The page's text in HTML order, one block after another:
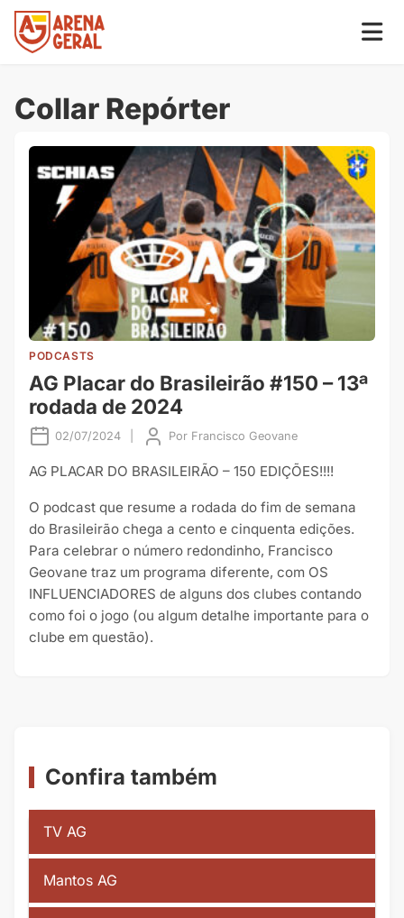
Collar Repórter
PODCASTS
AG Placar do Brasileirão #150 – 13ª
rodada de 2024
02/07/2024 Por Francisco Geovane
AG PLACAR DO BRASILEIRÃO – 150 EDIÇÕES!!!!
O podcast que resume a rodada do fim de semana
do Brasileirão chega a cento e cinquenta edições.
Para celebrar o número redondinho, Francisco
Geovane traz um programa diferente, com OS
INFLUENCIADORES de alguns dos clubes contando
como foi o jogo (ou algum detalhe importante para o
clube em questão).
Confira também
TV AG
Mantos AG